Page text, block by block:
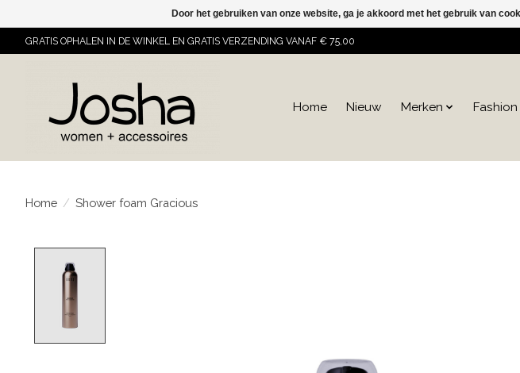
GRATIS OPHALEN IN DE WINKEL EN GRATIS VERZENDING VANAF € 75,00
Home Nieuw Merken Fashion
Home / Shower foam Gracious
Door het gebruiken van onze website, ga je akkoord met het gebruik van